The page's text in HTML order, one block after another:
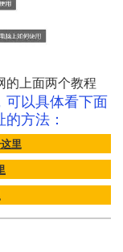
的上面两个教程
可以具体看下面
方法：
里